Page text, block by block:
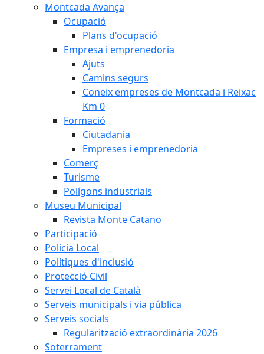
Montcada Avança
Ocupació
Plans d'ocupació
Empresa i emprenedoria
Ajuts
Camins segurs
Coneix empreses de Montcada i Reixac
Km 0
Formació
Ciutadania
Empreses i emprenedoria
Comerç
Turisme
Polígons industrials
Museu Municipal
Revista Monte Catano
Participació
Policia Local
Polítiques d'inclusió
Protecció Civil
Servei Local de Català
Serveis municipals i via pública
Serveis socials
Regularització extraordinària 2026
Soterrament